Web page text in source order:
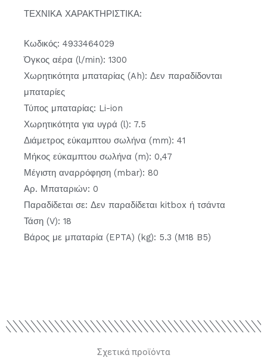
ΤΕΧΝΙΚΑ ΧΑΡΑΚΤΗΡΙΣΤΙΚΑ:
Κωδικός: 4933464029
Όγκος αέρα (l/min): 1300
Χωρητικότητα μπαταρίας (Ah): Δεν παραδίδονται
μπαταρίες
Τύπος μπαταρίας: Li-ion
Χωρητικότητα για υγρά (l): 7.5
Διάμετρος εύκαμπτου σωλήνα (mm): 41
Μήκος εύκαμπτου σωλήνα (m): 0,47
Μέγιστη αναρρόφηση (mbar): 80
Αρ. Μπαταριών: 0
Παραδίδεται σε: Δεν παραδίδεται kitbox ή τσάντα
Τάση (V): 18
Βάρος με μπαταρία (EPTA) (kg): 5.3 (M18 B5)
Σχετικά προϊόντα